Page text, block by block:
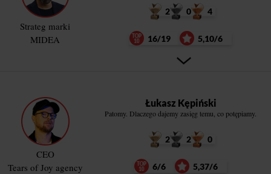
Strateg marki
MIDEA
2 0 4
16/19 5,10/6
CEO
Tears of Joy agency
Łukasz Kępiński
Patomy. Dlaczego dajemy zasięg temu, co potępiamy.
2 2 0
6/6 5,37/6